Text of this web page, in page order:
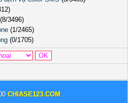
(8/3496)
(1/2465)
(0/1705)
CHIASE123.COM